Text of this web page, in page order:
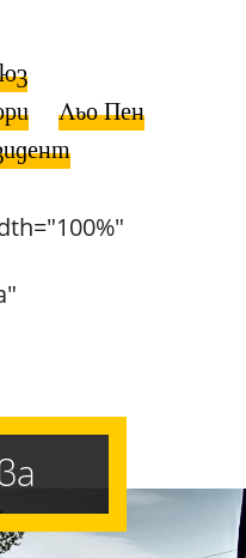
Льо Пен